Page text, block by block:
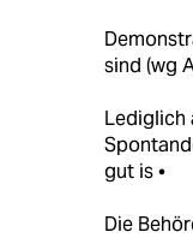
sind (wg
Lediglich
gut is •
Die